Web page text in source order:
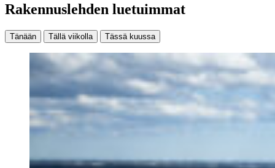
Rakennuslehden luetuimmat
Tänään Tällä viikolla Tässä kuussa